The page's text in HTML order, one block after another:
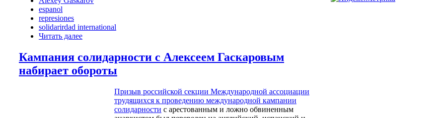
espanol
represiones
solidarirdad international
Читать далее
Кампания солидарности с Алексеем Гаскаровым
набирает обороты
Призыв российской секции Международной ассоциации
трудящихся к проведению международной кампании
солидарности с арестованным и ложно обвиненным